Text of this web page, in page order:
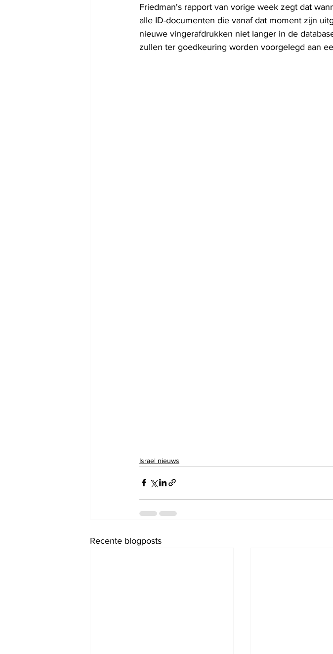
Friedman's rapport van vorige week zegt dat
alle ID-documenten die vanaf dat moment zijn
nieuwe vingerafdrukken niet langer in de
zullen ter goedkeuring worden voorgelegd aan
Israel nieuws
Recente blogposts